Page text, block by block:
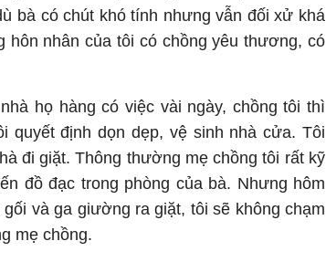
bà có chút khó tính nhưng vẫn đối xử khá
hôn nhân của tôi có chồng yêu thương, có
họ hàng có việc vài ngày, chồng tôi thì
quyết định dọn dẹp, vệ sinh nhà cửa. Tôi
đi giặt. Thông thường mẹ chồng tôi rất kỹ
đồ đạc trong phòng của bà. Nhưng hôm
và ga giường ra giặt, tôi sẽ không chạm
mẹ chồng.